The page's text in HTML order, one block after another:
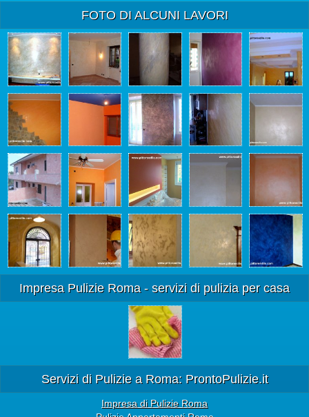
FOTO DI ALCUNI LAVORI
Impresa Pulizie Roma - servizi di pulizia per casa
Servizi di Pulizie a Roma: ProntoPulizie.it
Impresa di Pulizie Roma